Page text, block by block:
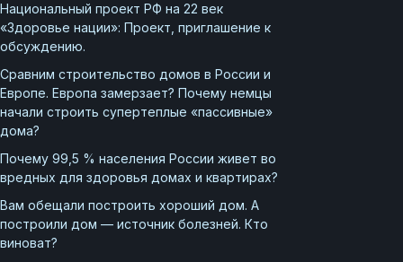
Национальный проект РФ на 22 век
«Здоровье нации»: Проект, приглашение к
обсуждению.
Сравним строительство домов в России и
Европе. Европа замерзает? Почему немцы
начали строить супертеплые «пассивные»
дома?
Почему 99,5 % населения России живет во
вредных для здоровья домах и квартирах?
Вам обещали построить хороший дом. А
построили дом — источник болезней. Кто
виноват?